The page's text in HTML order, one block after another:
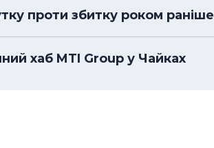
проти збитку роком раніше
хаб MTI Group у Чайках